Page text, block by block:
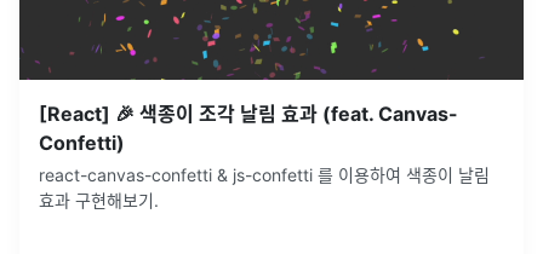
[React] 🎉 색종이 조각 날림 효과 (feat. Canvas-
Confetti)
react-canvas-confetti & js-confetti 를 이용하여 색종이 날림
효과 구현해보기.